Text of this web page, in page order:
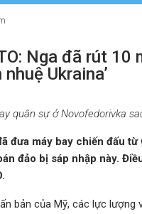
Nga đã rút 10
Ukraina’
quân sự ở Novofedorivka
đưa máy bay chiến đấu
đảo bị sáp nhập này.
bản của Mỹ, các lực lượng